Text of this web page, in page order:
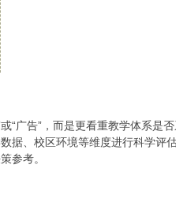
“广告”，而是更看重教学体系是
据、校区环境等维度进行科学评
参考。